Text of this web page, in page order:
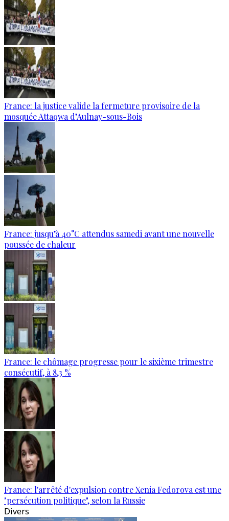
France: la justice valide la fermeture provisoire de la
mosquée Attaqwa d’Aulnay-sous-Bois
France: jusqu’à 40°C attendus samedi avant une nouvelle
poussée de chaleur
France: le chômage progresse pour le sixième trimestre
consécutif, à 8,3 %
France: l'arrêté d'expulsion contre Xenia Fedorova est une
"persécution politique", selon la Russie
Divers